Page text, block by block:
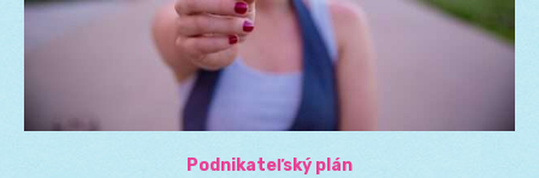
Podnikateľský plán